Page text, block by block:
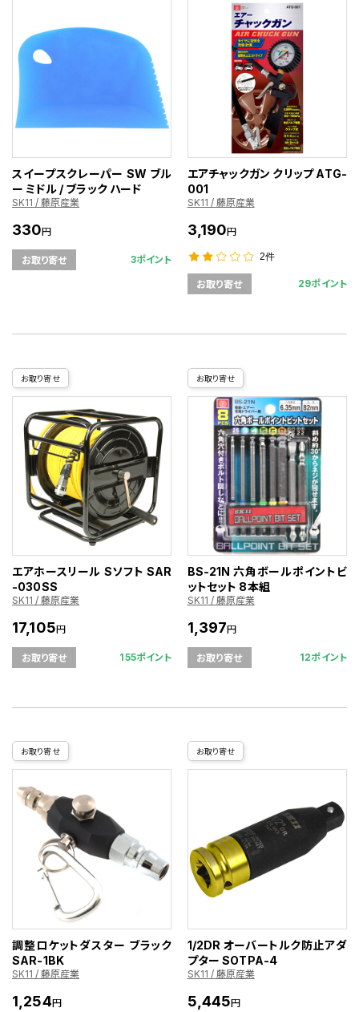
スイープスクレーパー SW ブル
ー ミドル / ブラック ハード
SK11 / 藤原産業
330円
お取り寄せ 3ポイント
エアチャックガン クリップ ATG-
001
SK11 / 藤原産業
3,190円
2件
お取り寄せ 29ポイント
お取り寄せ
エアホースリール Sソフト SAR
-030SS
SK11 / 藤原産業
17,105円
お取り寄せ 155ポイント
お取り寄せ
BS-21N 六角ボールポイントビ
ットセット 8本組
SK11 / 藤原産業
1,397円
お取り寄せ 12ポイント
お取り寄せ
調整ロケットダスター ブラック
SAR-1BK
SK11 / 藤原産業
1,254円
お取り寄せ
1/2DR オーバートルク防止アダ
プター SOTPA-4
SK11 / 藤原産業
5,445円